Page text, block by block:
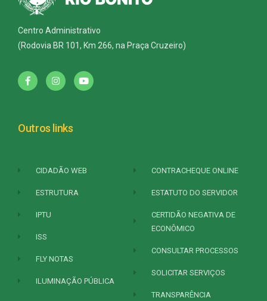
Centro Administrativo
(Rodovia BR 101, Km 266, na Praça Cruzeiro)
Outros links
CIDADÃO WEB
ESTRUTURA
IPTU
ISS
FLY NOTAS
ILUMINAÇÃO PÚBLICA
CONTRACHEQUE ONLINE
ESTATUTO DO SERVIDOR
CERTIDÃO NEGATIVA DE
ECONÔMICO
CONSULTAR PROCESSOS
SOLICITAR SERVIÇOS
TRANSPARÊNCIA